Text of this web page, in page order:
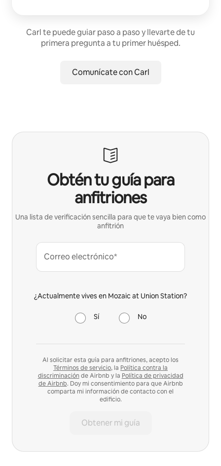
Carl te puede guiar paso a paso y llevarte de tu
primera pregunta a tu primer huésped.
Comunícate con Carl
Obtén tu guía para
anfitriones
Una lista de verificación sencilla para que te vaya bien como
anfitrión
Correo electrónico*
¿Actualmente vives en Mozaic at Union Station?
Sí No
Al solicitar esta guía para anfitriones, acepto los
Términos de servicio, la Política contra la
discriminación de Airbnb y la Política de privacidad
de Airbnb. Doy mi consentimiento para que Airbnb
comparta mi información de contacto con el
edificio.
Obtener mi guía